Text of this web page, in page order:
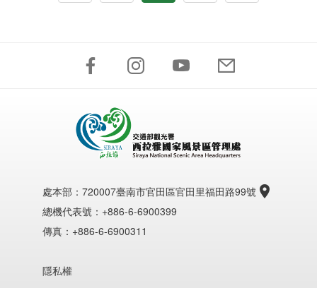
處本部： 720007臺南市官田區官田里福田路99號
總機代表號：+886-6-6900399
傳真：+886-6-6900311
隱私權